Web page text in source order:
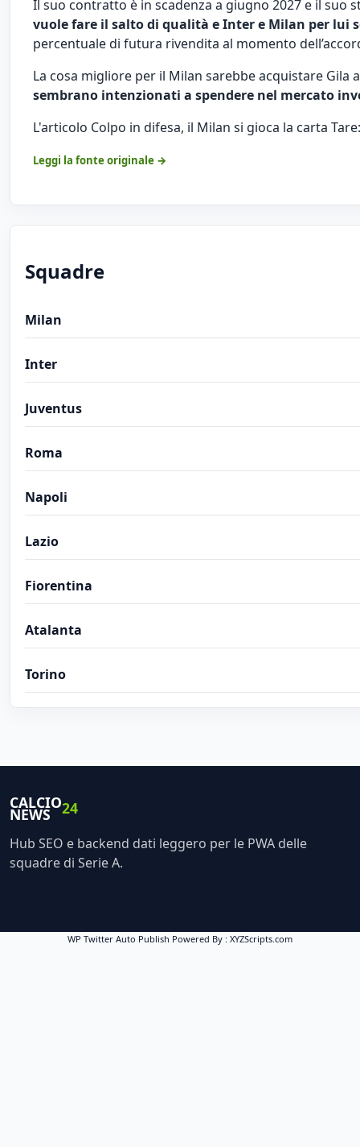
Il suo contratto è in scadenza a giugno 2027 e il suo
vuole fare il salto di qualità e Inter e Milan per lui
percentuale di futura rivendita al momento
La cosa migliore per il Milan sarebbe acquistare
sembrano intenzionati a spendere nel mercato
L'articolo Colpo in difesa, il Milan si gioca la carta
Leggi la fonte originale →
Squadre
Milan
Inter
Juventus
Roma
Napoli
Lazio
Fiorentina
Atalanta
Torino
CALCIO
NEWS 24
Hub SEO e backend dati leggero per le PWA delle
squadre di Serie A.
WP Twitter Auto Publish Powered By : XYZScripts.com